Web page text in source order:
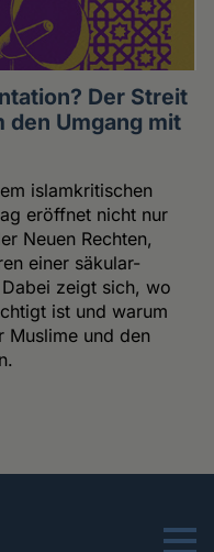
Der Streit
den Umgang mit
islamkritischen
eröffnet nicht nur
Neuen Rechten,
einer säkular-
zeigt sich, wo
ist und warum
Muslime und den
Menu